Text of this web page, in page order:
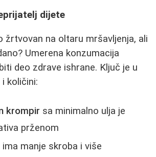
dijete
žrtvovan na oltaru mršavljenja, ali
Umerena konzumacija
deo zdrave ishrane. Ključ je u
količini:
krompir sa minimalno ulja je
prženom
ima manje skroba i više